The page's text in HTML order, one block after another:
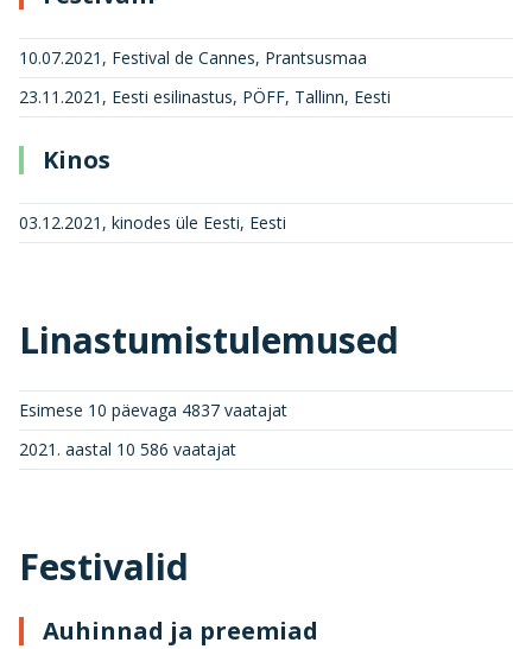
10.07.2021, Festival de Cannes, Prantsusmaa
23.11.2021, Eesti esilinastus, PÖFF, Tallinn, Eesti
Kinos
03.12.2021, kinodes üle Eesti, Eesti
Linastumistulemused
Esimese 10 päevaga 4837 vaatajat
2021. aastal 10 586 vaatajat
Festivalid
Auhinnad ja preemiad